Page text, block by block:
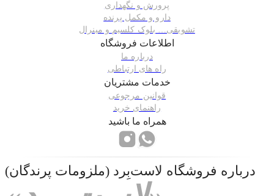
پرورش و نگهداری
دارو و مکمل پرنده
تشویقی… بلوک کلسیم و مینرال
اطلاعات فروشگاه
درباره ما
راه های ارتباطی
خدمات مشتریان
قوانین مرجوعی
راهنمای خرید
همراه ما باشید
درباره فروشگاه لاست‌بِرد (ملزومات پرندگان)